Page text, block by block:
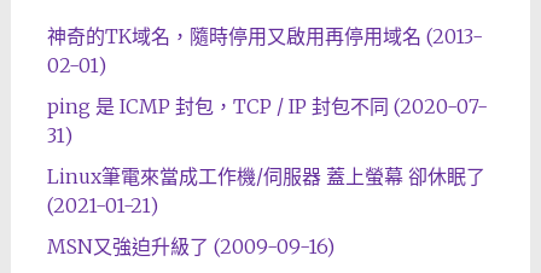
神奇的TK域名，隨時停用又啟用再停用域名 (2013-
02-01)
ping 是 ICMP 封包，TCP / IP 封包不同 (2020-07-
31)
Linux筆電來當成工作機/伺服器 蓋上螢幕 卻休眠了
(2021-01-21)
MSN又強迫升級了 (2009-09-16)